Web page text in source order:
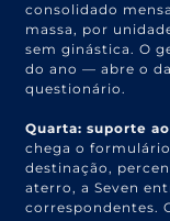
consolidado
massa, por
sem ginástica. O
do ano — abre o
questionário.
Quarta: suporte
chega o
destinação,
aterro, a Seven
correspondentes.